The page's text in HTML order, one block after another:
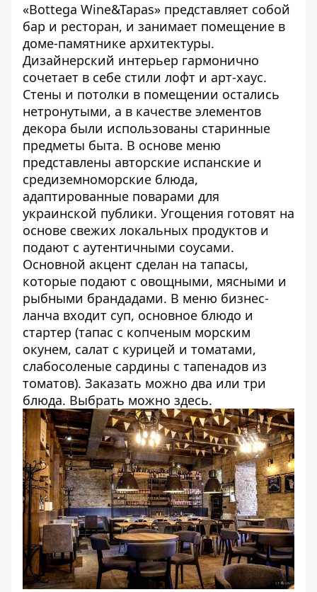
«Bottega Wine&Tapas» представляет собой
бар и ресторан, и занимает помещение в
доме-памятнике архитектуры.
Дизайнерский интерьер гармонично
сочетает в себе стили лофт и арт-хаус.
Стены и потолки в помещении остались
нетронутыми, а в качестве элементов
декора были использованы старинные
предметы быта. В основе меню
представлены авторские испанские и
средиземноморские блюда,
адаптированные поварами для
украинской публики. Угощения готовят на
основе свежих локальных продуктов и
подают с аутентичными соусами.
Основной акцент сделан на тапасы,
которые подают с овощными, мясными и
рыбными брандадами. В меню бизнес-
ланча входит суп, основное блюдо и
стартер (тапас с копченым морским
окунем, салат с курицей и томатами,
слабосоленые сардины с тапенадов из
томатов). Заказать можно два или три
блюда. Выбрать можно здесь.